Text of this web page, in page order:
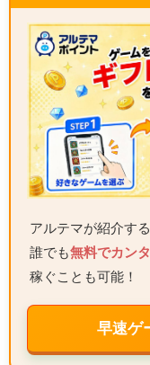
アルテマが紹介す
誰でも無料でカン
稼ぐことも可能！
早速ゲ